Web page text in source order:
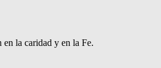
la caridad y en la Fe.